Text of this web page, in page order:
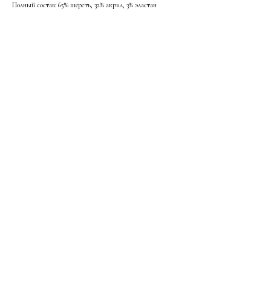
Полный состав: 65% шерсть, 32% акрил, 3% эластан